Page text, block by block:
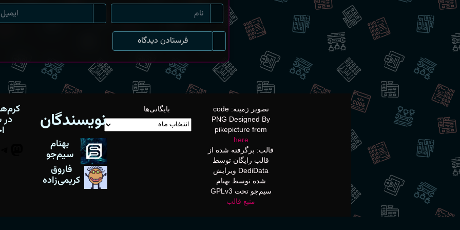
تصویر زمینه: code
PNG Designed By
pikepicture from
here
قالب: برگرفته شده از
قالب رایگان توسط
DediData ویرایش
شده توسط بهنام
سیم‌جو تحت GPLv3
منبع قالب
بایگانی‌ها نویسندگان
بهنام
سیم‌جو
فاروق
کریمی‌زاده